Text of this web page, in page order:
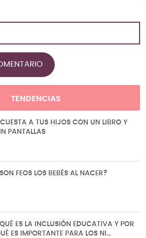
TENDENCIAS
A TUS HIJOS CON UN LIBRO Y
PANTALLAS
FEOS LOS BEBÉS AL NACER?
ES LA INCLUSIÓN EDUCATIVA Y POR
ES IMPORTANTE PARA LOS NI…